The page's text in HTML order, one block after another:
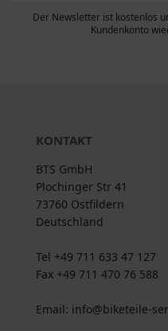
Der Newsletter ist kostenlos
Kundenkonto
KONTAKT
BTS GmbH
Plochinger Str 41
73760 Ostfildern
Deutschland
Tel +49 711 633 47 127
Fax +49 711 470 76 588
Email: info@biketeile-